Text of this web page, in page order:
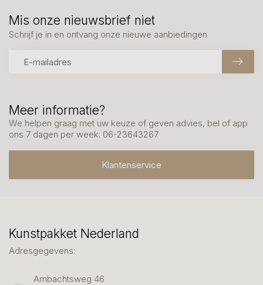
Meer informatie?
We helpen graag met uw keuze of geven advies, bel of app
ons 7 dagen per week: 06-23643267
Klantenservice
Mis onze nieuwsbrief niet
Schrijf je in en ontvang onze nieuwe aanbiedingen
Kunstpakket Nederland
Adresgegevens:
Ambachtsweg 46